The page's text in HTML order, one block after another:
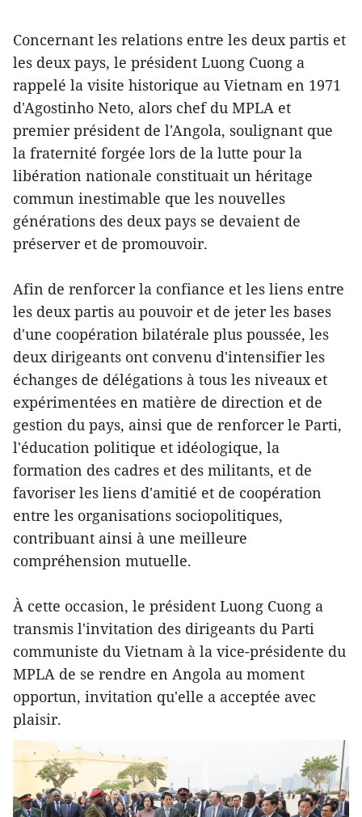
Concernant les relations entre les deux partis et
les deux pays, le président Luong Cuong a
rappelé la visite historique au Vietnam en 1971
d'Agostinho Neto, alors chef du MPLA et
premier président de l'Angola, soulignant que
la fraternité forgée lors de la lutte pour la
libération nationale constituait un héritage
commun inestimable que les nouvelles
générations des deux pays se devaient de
préserver et de promouvoir.
Afin de renforcer la confiance et les liens entre
les deux partis au pouvoir et de jeter les bases
d'une coopération bilatérale plus poussée, les
deux dirigeants ont convenu d'intensifier les
échanges de délégations à tous les niveaux et
expérimentées en matière de direction et de
gestion du pays, ainsi que de renforcer le Parti,
l'éducation politique et idéologique, la
formation des cadres et des militants, et de
favoriser les liens d'amitié et de coopération
entre les organisations sociopolitiques,
contribuant ainsi à une meilleure
compréhension mutuelle.
À cette occasion, le président Luong Cuong a
transmis l'invitation des dirigeants du Parti
communiste du Vietnam à la vice-présidente du
MPLA de se rendre en Angola au moment
opportun, invitation qu'elle a acceptée avec
plaisir.